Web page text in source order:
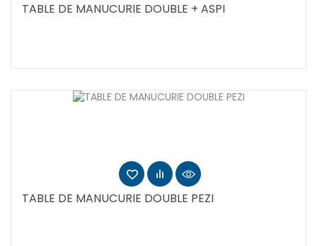
TABLE DE MANUCURIE DOUBLE + ASPI
TABLE DE MANUCURIE DOUBLE PEZI